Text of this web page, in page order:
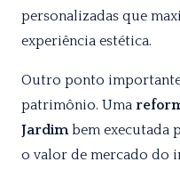
personalizadas que
experiência estética.
Outro ponto
patrimônio. Uma
Jardimbem executada
o valor de mercado do